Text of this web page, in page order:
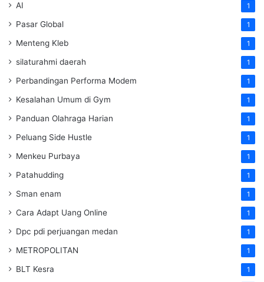
AI 1
Pasar Global 1
Menteng Kleb 1
silaturahmi daerah 1
Perbandingan Performa Modem 1
Kesalahan Umum di Gym 1
Panduan Olahraga Harian 1
Peluang Side Hustle 1
Menkeu Purbaya 1
Patahudding 1
Sman enam 1
Cara Adapt Uang Online 1
Dpc pdi perjuangan medan 1
METROPOLITAN 1
BLT Kesra 1